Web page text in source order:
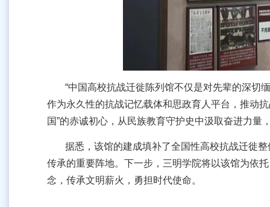
“中国高校抗战迁徙陈列馆不仅是对先辈的深切
作为永久性的抗战记忆载体和思政育人平台，推动
国”的赤诚初心，从民族教育守护史中汲取奋进力量
据悉，该馆的建成填补了全国性高校抗战迁徙
传承的重要阵地。下一步，三明学院将以该馆为依
念，传承文明薪火，勇担时代使命。